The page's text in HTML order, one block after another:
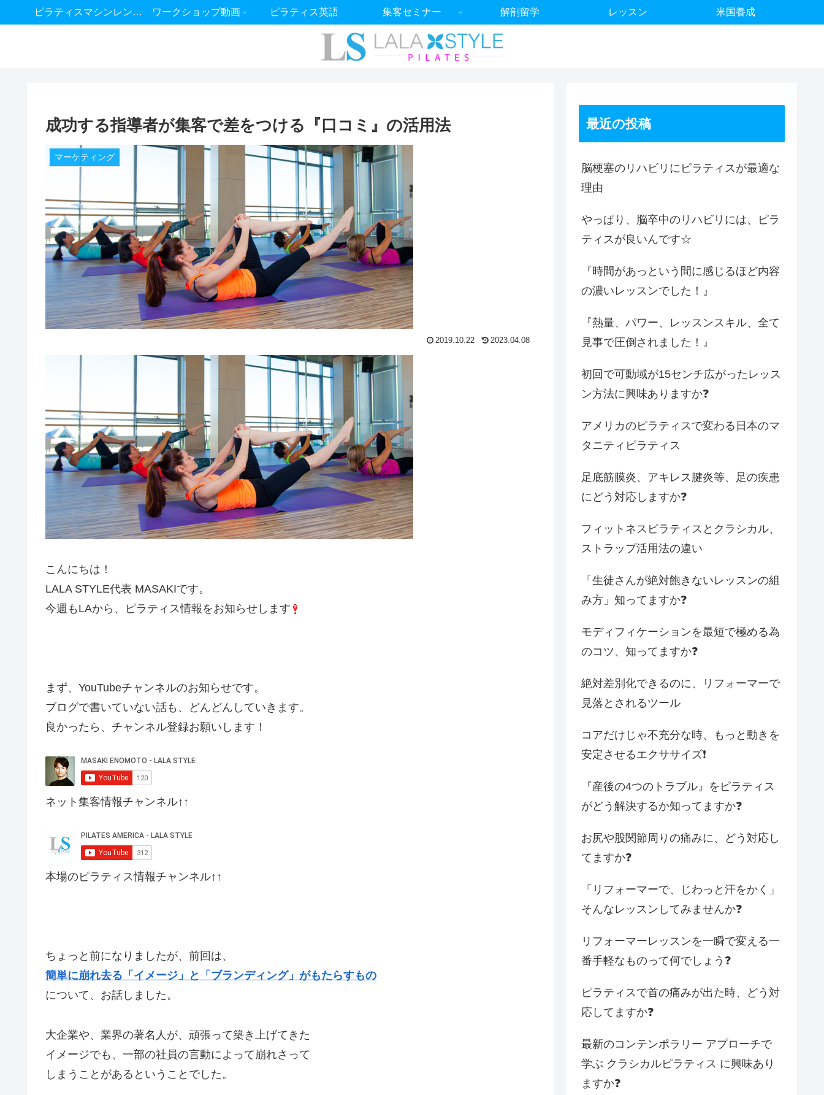
ピラティスマシンレンタル ワークショップ動画 ピラティス英語 集客セミナー 解剖留学 レッスン 米国養成
成功する指導者が集客で差をつける『口コミ』の活用法
マーケティング
2019.10.22 2023.04.08
こんにちは！
LALA STYLE代表 MASAKIです。
今週もLAから、ピラティス情報をお知らせします
まず、YouTubeチャンネルのお知らせです。
ブログで書いていない話も、どんどんしていきます。
良かったら、チャンネル登録お願いします！
ネット集客情報チャンネル↑↑
本場のピラティス情報チャンネル↑↑
ちょっと前になりましたが、前回は、
簡単に崩れ去る「イメージ」と「ブランディング」がもたらすもの
について、お話しました。
大企業や、業界の著名人が、頑張って築き上げてきた
イメージでも、一部の社員の言動によって崩れさって
しまうことがあるということでした。
最近の投稿
脳梗塞のリハビリにピラティスが最適な
理由
やっぱり、脳卒中のリハビリには、ピラ
ティスが良いんです☆
『時間があっという間に感じるほど内容
の濃いレッスンでした！』
『熱量、パワー、レッスンスキル、全て
見事で圧倒されました！』
初回で可動域が15センチ広がったレッス
ン方法に興味ありますか❓
アメリカのピラティスで変わる日本のマ
タニティピラティス
足底筋膜炎、アキレス腱炎等、足の疾患
にどう対応しますか❓
フィットネスピラティスとクラシカル、
ストラップ活用法の違い
「生徒さんが絶対飽きないレッスンの組
み方」知ってますか❓
モディフィケーションを最短で極める為
のコツ、知ってますか❓
絶対差別化できるのに、リフォーマーで
見落とされるツール
コアだけじゃ不充分な時、もっと動きを
安定させるエクササイズ❗️
『産後の4つのトラブル』をピラティス
がどう解決するか知ってますか❓
お尻や股関節周りの痛みに、どう対応し
てますか❓
「リフォーマーで、じわっと汗をかく」
そんなレッスンしてみませんか❓
リフォーマーレッスンを一瞬で変える一
番手軽なものって何でしょう❓
ピラティスで首の痛みが出た時、どう対
応してますか❓
最新のコンテンポラリー アプローチで
学ぶ クラシカルピラティス に興味あり
ますか❓